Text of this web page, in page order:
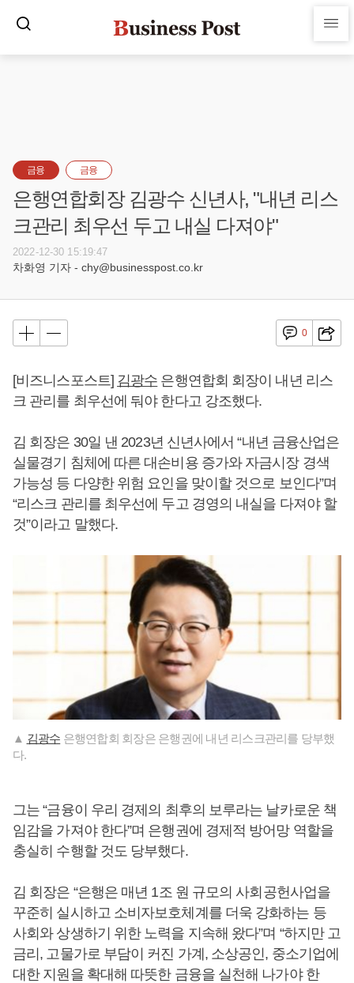
금융 금융
은행연합회장 김광수 신년사, "내년 리스
크관리 최우선 두고 내실 다져야"
2022-12-30 15:19:47
차화영 기자 - chy@businesspost.co.kr
0
[비즈니스포스트] 김광수 은행연합회 회장이 내년 리스
크 관리를 최우선에 둬야 한다고 강조했다.
김 회장은 30일 낸 2023년 신년사에서 “내년 금융산업은
실물경기 침체에 따른 대손비용 증가와 자금시장 경색
가능성 등 다양한 위험 요인을 맞이할 것으로 보인다”며
“리스크 관리를 최우선에 두고 경영의 내실을 다져야 할
것”이라고 말했다.
▲ 김광수 은행연합회 회장은 은행권에 내년 리스크관리를 당부했
다.
그는 “금융이 우리 경제의 최후의 보루라는 날카로운 책
임감을 가져야 한다”며 은행권에 경제적 방어망 역할을
충실히 수행할 것도 당부했다.
김 회장은 “은행은 매년 1조 원 규모의 사회공헌사업을
꾸준히 실시하고 소비자보호체계를 더욱 강화하는 등
사회와 상생하기 위한 노력을 지속해 왔다”며 “하지만 고
금리, 고물가로 부담이 커진 가계, 소상공인, 중소기업에
대한 지원을 확대해 따뜻한 금융을 실천해 나가야 한